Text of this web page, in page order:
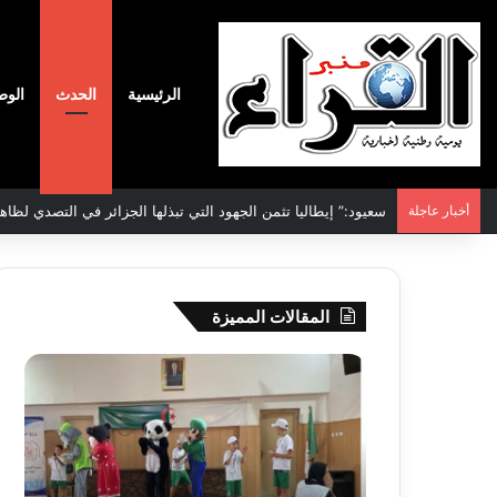
الرئيسية الحدث
أخبار عاجلة الاتفاقية الأممية بشأن تغير المناخ :الجزائر تودع مساهمتها
المقالات المميزة
جيجل:
انطلاق
المخيم
لفائدة